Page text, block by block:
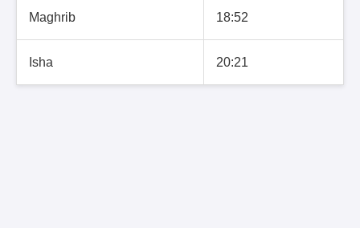
Maghrib 18:52
Isha 20:21